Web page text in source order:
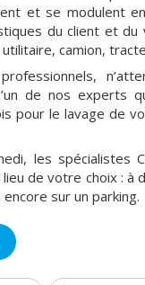
et se modulent
du client et du
camion,
de nos experts
pour le lavage de
les spécialistes
de votre choix : à
sur un parking.